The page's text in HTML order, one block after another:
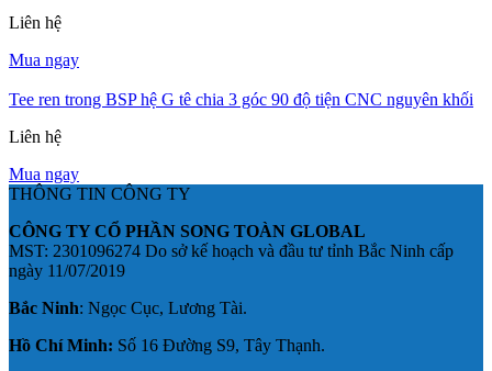
Liên hệ
Mua ngay
Tee ren trong BSP hệ G tê chia 3 góc 90 độ tiện CNC nguyên khối
Liên hệ
Mua ngay
THÔNG TIN CÔNG TY
CÔNG TY CỔ PHẦN SONG TOÀN GLOBAL
MST: 2301096274 Do sở kế hoạch và đầu tư tỉnh Bắc Ninh cấp
ngày 11/07/2019
Bắc Ninh: Ngọc Cục, Lương Tài.
Hồ Chí Minh: Số 16 Đường S9, Tây Thạnh.